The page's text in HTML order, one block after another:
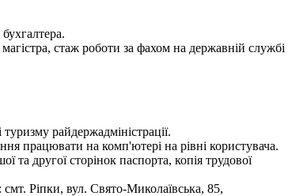
стаж роботи за фахом на державній службі
райдержадміністрації.
працювати на комп'ютері на рівні користувача.
другої сторінок паспорта, копія трудової
Ріпки, вул. Свято-Миколаївська, 85,